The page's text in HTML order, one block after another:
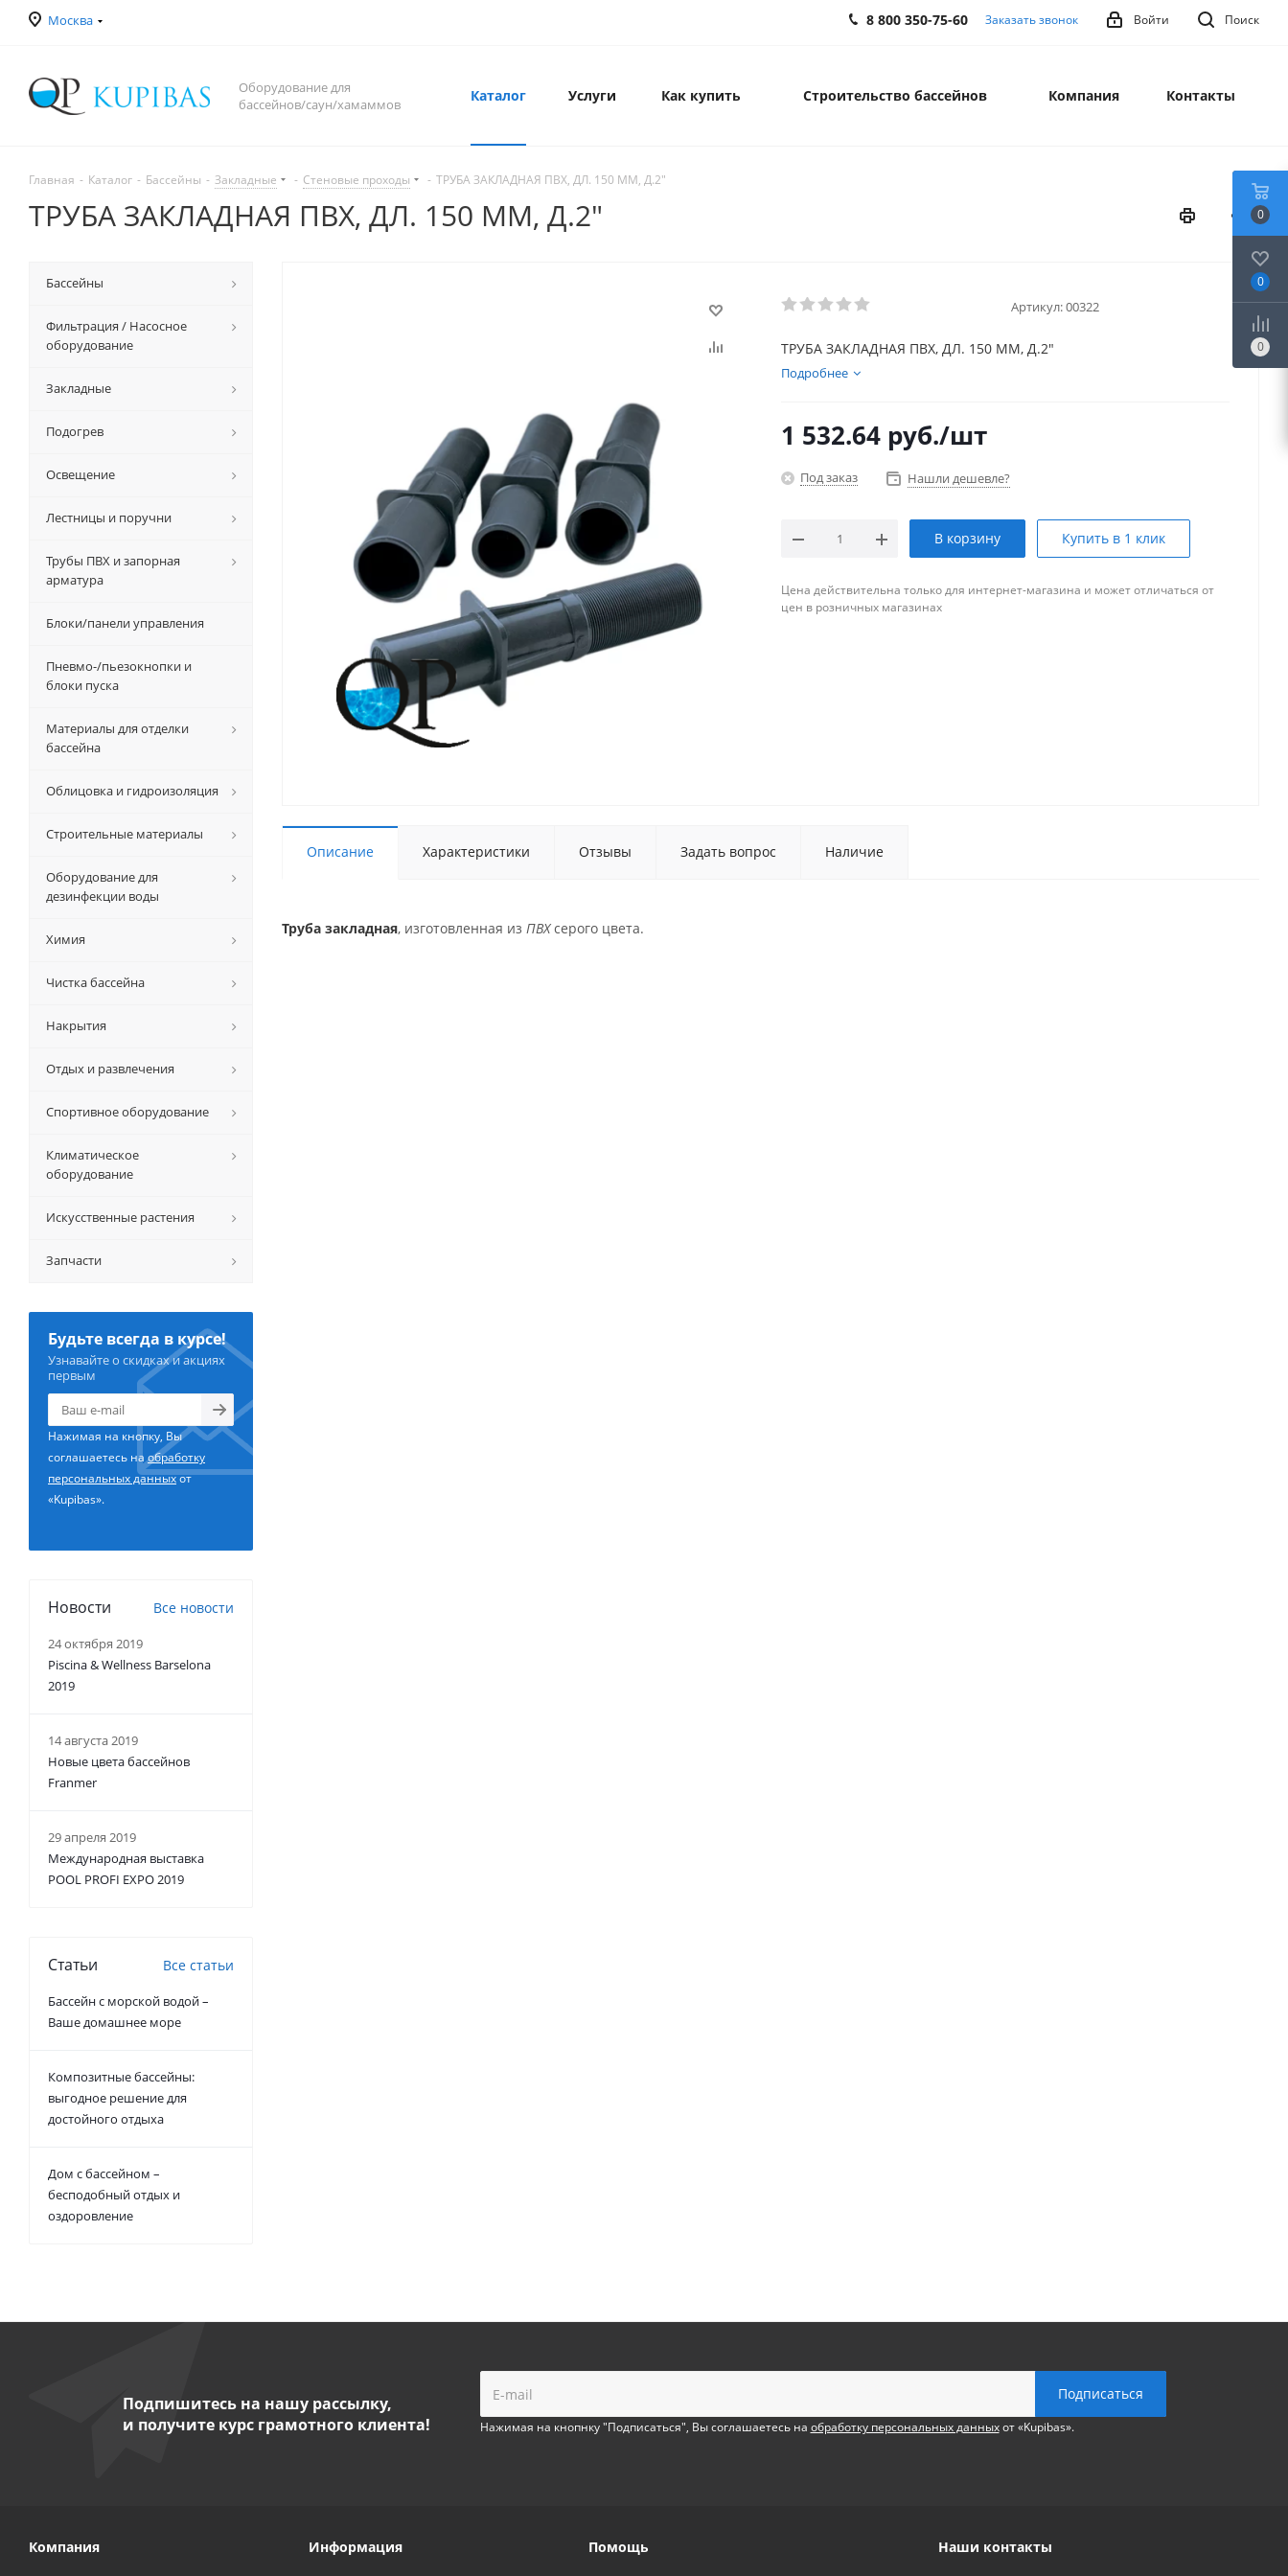
Москва Поиск
Войти
8 800 350-75-60 Заказать звонок
Оборудование для
бассейнов/саун/хамаммов
Каталог Услуги Как купить Строительство бассейнов Компания Контакты
Главная - Каталог - Бассейны - Закладные - Стеновые проходы - ТРУБА ЗАКЛАДНАЯ ПВХ, ДЛ. 150 ММ, Д.2"
ТРУБА ЗАКЛАДНАЯ ПВХ, ДЛ. 150 ММ, Д.2"
Артикул:00322
ТРУБА ЗАКЛАДНАЯ ПВХ, ДЛ. 150 ММ, Д.2"
Подробнее
1 532.64 руб./шт
Под заказ Нашли дешевле?
В корзину Купить в 1 клик
Цена действительна только для интернет-магазина и может отличаться от
цен в розничных магазинах
Описание Характеристики Отзывы Задать вопрос Наличие
Труба закладная, изготовленная из ПВХсерого цвета.
Бассейны
Фильтрация / Насосное
оборудование
Закладные
Подогрев
Освещение
Лестницы и поручни
Трубы ПВХ и запорная
арматура
Блоки/панели управления
Пневмо-/пьезокнопки и
блоки пуска
Материалы для отделки
бассейна
Облицовка и гидроизоляция
Строительные материалы
Оборудование для
дезинфекции воды
Химия
Чистка бассейна
Накрытия
Отдых и развлечения
Спортивное оборудование
Климатическое
оборудование
Искусственные растения
Запчасти
Будьте всегда в курсе!
Узнавайте о скидках и акциях
первым
Нажимая на кнопку, Вы
соглашаетесь наобработку
персональных данныхот
«Kupibas».
Новости Все новости
24 октября 2019
Piscina & Wellness Barselona
2019
14 августа 2019
Новые цвета бассейнов
Franmer
29 апреля 2019
Международная выставка
POOL PROFI EXPO 2019
Статьи Все статьи
Бассейн с морской водой –
Ваше домашнее море
Композитные бассейны:
выгодное решение для
достойного отдыха
Дом с бассейном –
бесподобный отдых и
оздоровление
Подпишитесь на нашу рассылку,
и получите курс грамотного клиента!
Нажимая на кнопнку "Подписаться", Вы соглашаетесь на обработку персональных данныхот «Kupibas».
Компания Информация Помощь Наши контакты
0
0
0